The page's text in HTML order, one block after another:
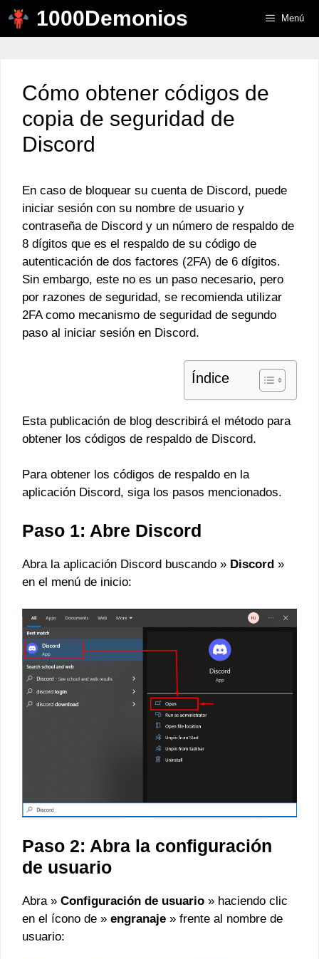
Saltar
1000Demonios Menú
Cómo obtener códigos de
copia de seguridad de
Discord
En caso de bloquear su cuenta de Discord, puede
iniciar sesión con su nombre de usuario y
contraseña de Discord y un número de respaldo de
8 dígitos que es el respaldo de su código de
autenticación de dos factores (2FA) de 6 dígitos.
Sin embargo, este no es un paso necesario, pero
por razones de seguridad, se recomienda utilizar
2FA como mecanismo de seguridad de segundo
paso al iniciar sesión en Discord.
Índice
Esta publicación de blog describirá el método para
obtener los códigos de respaldo de Discord.
Para obtener los códigos de respaldo en la
aplicación Discord, siga los pasos mencionados.
Paso 1: Abre Discord
Abra la aplicación Discord buscando » Discord »
en el menú de inicio:
Paso 2: Abra la configuración
de usuario
Abra » Configuración de usuario » haciendo clic
en el ícono de » engranaje » frente al nombre de
usuario: